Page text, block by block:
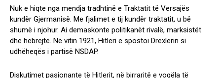
Nuk e hiqte nga mendja tradhtinë e Traktatit të Versajës
kundër Gjermanisë. Me fjalimet e tij kundër traktatit, u bë
shumë i njohur. Ai demaskonte politikanët rivalë, marksistët
dhe hebrejtë. Në vitin 1921, Hitleri e spostoi Drexlerin si
udhëheqës i partisë NSDAP.
Diskutimet pasionante të Hitlerit, në birraritë e vogëla të